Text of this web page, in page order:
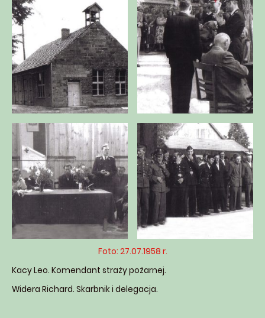
Foto: 27.07.1958 r.
Kacy Leo. Komendant straży pożarnej.
Widera Richard. Skarbnik i delegacja.